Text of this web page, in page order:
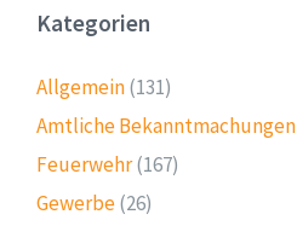
Kategorien
Allgemein(131)
Amtliche Bekanntmachungen
Feuerwehr(167)
Gewerbe(26)